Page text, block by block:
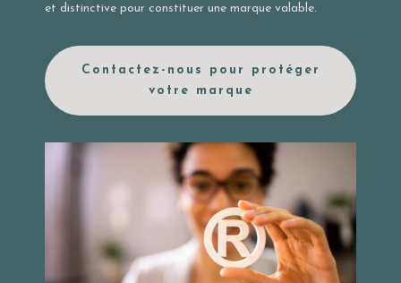
et distinctive pour constituer une marque valable.
Contactez-nous pour protéger
votre marque